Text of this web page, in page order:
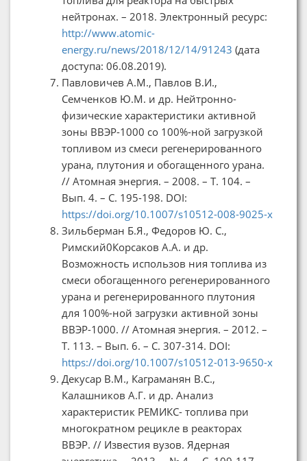
нейтронах. – 2018. Электронный ресурс:
http://www.atomic-
energy.ru/news/2018/12/14/91243 (дата
доступа: 06.08.2019).
Павловичев А.М., Павлов В.И.,
Семченков Ю.М. и др. Нейтронно-
физические характеристики активной
зоны ВВЭР-1000 со 100%-ной загрузкой
топливом из смеси регенерированного
урана, плутония и обогащенного урана.
// Атомная энергия. – 2008. – Т. 104. –
Вып. 4. – С. 195-198. DOI:
https://doi.org/10.1007/s10512-008-9025-x
Зильберман Б.Я., Федоров Ю. С.,
Римский0Корсаков А.А. и др.
Возможность использов ния топлива из
смеси обогащенного регенерированного
урана и регенерированного плутония
для 100%-ной загрузки активной зоны
ВВЭР-1000. // Атомная энергия. – 2012. –
Т. 113. – Вып. 6. – С. 307-314. DOI:
https://doi.org/10.1007/s10512-013-9650-x
Декусар В.М., Каграманян В.С.,
Калашников А.Г. и др. Анализ
характеристик РЕМИКС- топлива при
многократном рецикле в реакторах
ВВЭР. // Известия вузов. Ядерная